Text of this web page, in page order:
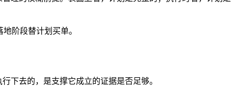
阶段替计划买单。
下去的，是支撑它成立的证据是否足够。